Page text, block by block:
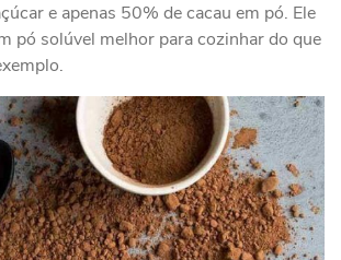
e apenas 50% de cacau em pó. Ele
pó solúvel melhor para cozinhar do que